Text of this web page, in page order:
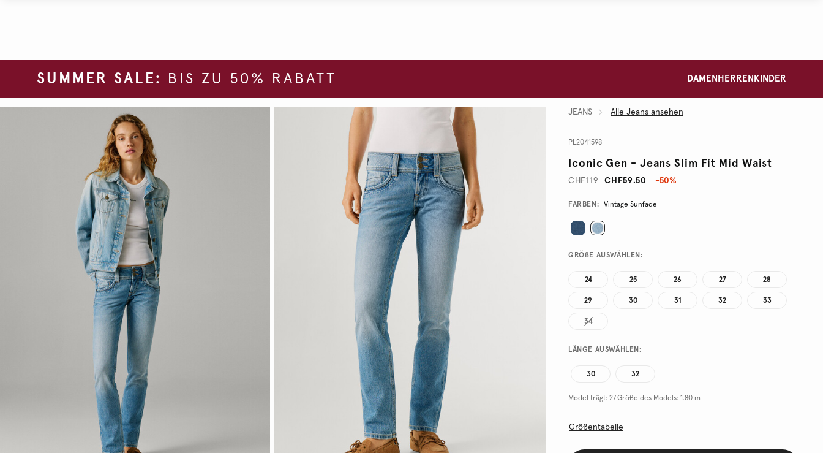
SUMMER SALE: BIS ZU 50% RABATT DAMEN HERREN KINDER
JEANS Alle Jeans ansehen
PL2041598
Iconic Gen - Jeans Slim Fit Mid Waist
CHF59.50
CHF119 -50%
Promotions
Variations
FARBEN: Vintage Sunfade
GRÖßE AUSWÄHLEN:
24 25 26 27 28
29 30 31 32 33
34
LÄNGE AUSWÄHLEN:
30 32
Model trägt: 27Größe des Models: 1.80 m
Größentabelle